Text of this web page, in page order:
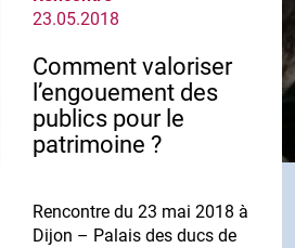
23.05.2018
Comment valoriser
l’engouement des
publics pour le
patrimoine ?
Rencontre du 23 mai 2018 à
Dijon – Palais des ducs de